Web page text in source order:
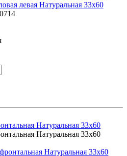
левая Натуральная 33x60
Натуральная 33x60
Натуральная 33x60